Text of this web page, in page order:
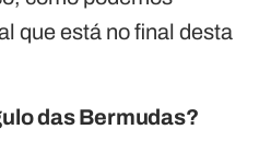
que está no final desta
das Bermudas?